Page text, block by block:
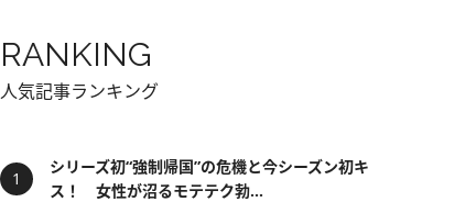
RANKING
人気記事ランキング
シリーズ初“強制帰国”の危機と今シーズン初キ
ス！ 女性が沼るモテテク勃...